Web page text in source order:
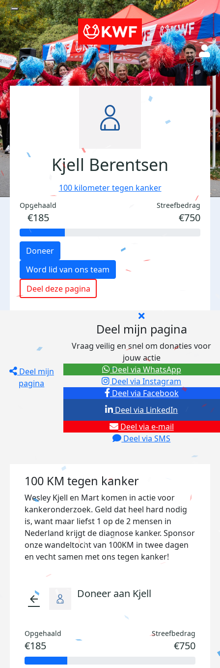
Kjell Berentsen
100 kilometer tegen kanker
Opgehaald
€185
Streefbedrag
€750
Doneer
Word lid van ons team
Deel deze pagina
Deel mijn
pagina
Deel mijn pagina
Vraag veilig en snel om donaties voor
jouw actie
Deel via Facebook
Deel via Instagram
Deel via e-mail
Deel via SMS
Deel via LinkedIn
Deel via WhatsApp
100 KM tegen kanker
Wesley Kjell en Mart komen in actie voor
kankeronderzoek. Geld dat heel hard nodig
is, want maar liefst 1 op de 2 mensen in
Nederland krijgt de diagnose kanker. Sponsor
onze wandeltocht van 100KM in twee dagen
en vecht samen met ons tegen kanker!
arrow_back Doneer aan Kjell
Opgehaald
€185
Streefbedrag
€750